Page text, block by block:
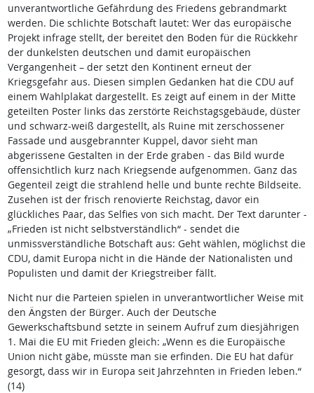
unverantwortliche Gefährdung des Friedens gebrandmarkt
werden. Die schlichte Botschaft lautet: Wer das europäische
Projekt infrage stellt, der bereitet den Boden für die Rückkehr
der dunkelsten deutschen und damit europäischen
Vergangenheit – der setzt den Kontinent erneut der
Kriegsgefahr aus. Diesen simplen Gedanken hat die CDU auf
einem Wahlplakat dargestellt. Es zeigt auf einem in der Mitte
geteilten Poster links das zerstörte Reichstagsgebäude, düster
und schwarz-weiß dargestellt, als Ruine mit zerschossener
Fassade und ausgebrannter Kuppel, davor sieht man
abgerissene Gestalten in der Erde graben - das Bild wurde
offensichtlich kurz nach Kriegsende aufgenommen. Ganz das
Gegenteil zeigt die strahlend helle und bunte rechte Bildseite.
Zusehen ist der frisch renovierte Reichstag, davor ein
glückliches Paar, das Selfies von sich macht. Der Text darunter -
„Frieden ist nicht selbstverständlich“ - sendet die
unmissverständliche Botschaft aus: Geht wählen, möglichst die
CDU, damit Europa nicht in die Hände der Nationalisten und
Populisten und damit der Kriegstreiber fällt.
Nicht nur die Parteien spielen in unverantwortlicher Weise mit
den Ängsten der Bürger. Auch der Deutsche
Gewerkschaftsbund setzte in seinem Aufruf zum diesjährigen
1. Mai die EU mit Frieden gleich: „Wenn es die Europäische
Union nicht gäbe, müsste man sie erfinden. Die EU hat dafür
gesorgt, dass wir in Europa seit Jahrzehnten in Frieden leben.“
(14)